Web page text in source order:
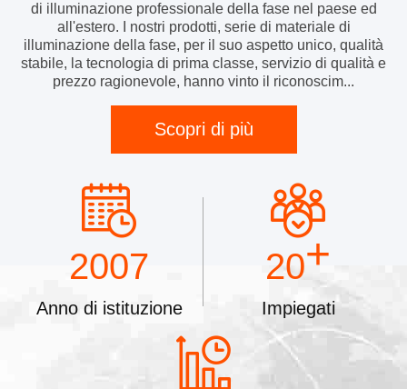
di illuminazione professionale della fase nel paese ed
all'estero. I nostri prodotti, serie di materiale di
illuminazione della fase, per il suo aspetto unico, qualità
stabile, la tecnologia di prima classe, servizio di qualità e
prezzo ragionevole, hanno vinto il riconoscim...
Scopri di più
2007
Anno di istituzione
20+
Impiegati